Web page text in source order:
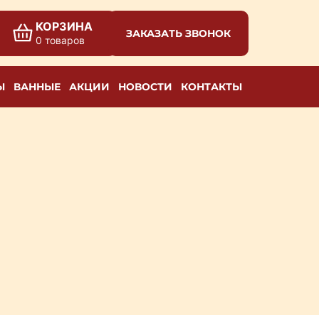
КОРЗИНА
0 товаров
ЗАКАЗАТЬ ЗВОНОК
ВАННЫЕ АКЦИИ НОВОСТИ КОНТАКТЫ